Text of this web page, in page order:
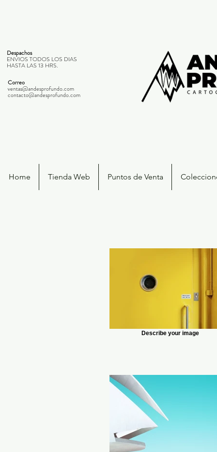
Despachos
ENVIOS TODOS LOS DIAS
HASTA LAS 13 HRS.
Correo
ventas@andesprofundo.com
contacto@andesprofundo.com
Home Tienda Web Puntos de Venta
Describe your image